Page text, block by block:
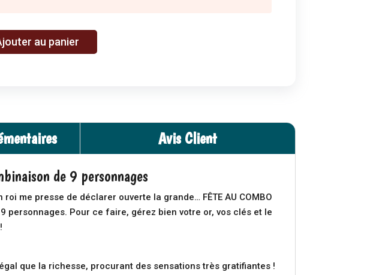
au panier
A
a
i
e
:
Avis Client
de 9 personnages
me presse de déclarer ouverte la grande… FÊTE AU COMBO
personnages. Pour ce faire, gérez bien votre or, vos clés et le
que la richesse, procurant des sensations très gratifiantes !